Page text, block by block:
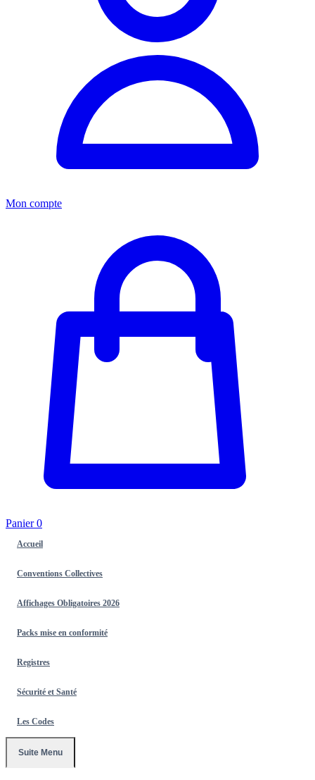
Mon compte
Panier0
Accueil
Conventions Collectives
Affichages Obligatoires 2026
Packs mise en conformité
Registres
Sécurité et Santé
Les Codes
Suite Menu